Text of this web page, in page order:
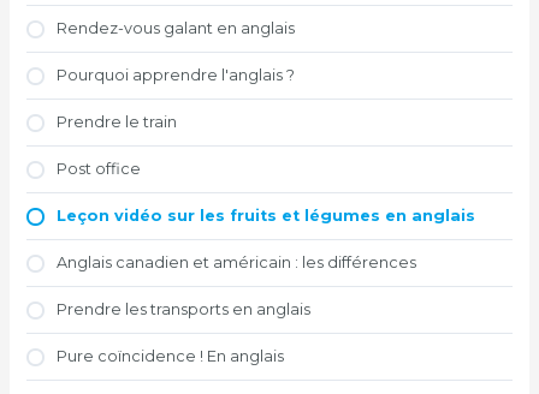
Rendez-vous galant en anglais
Pourquoi apprendre l'anglais ?
Prendre le train
Post office
Leçon vidéo sur les fruits et légumes en anglais
Anglais canadien et américain : les différences
Prendre les transports en anglais
Pure coïncidence ! En anglais